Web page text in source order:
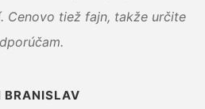
Cenovo tiež fajn, takže určite
BRANISLAV